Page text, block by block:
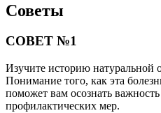
Советы
СОВЕТ №1
Изучите историю натуральной
Понимание того, как эта
поможет вам осознать
профилактических мер.